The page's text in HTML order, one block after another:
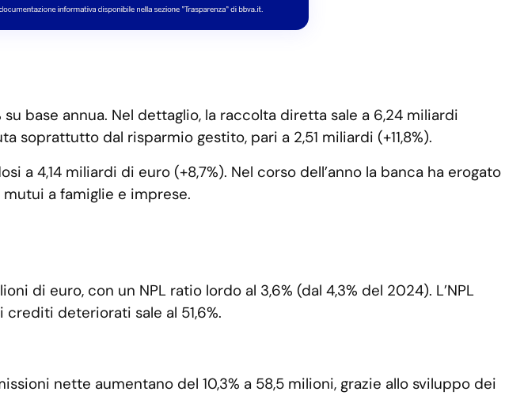
base annua. Nel dettaglio, la raccolta diretta sale a 6,24 miliardi
soprattutto dal risparmio gestito, pari a 2,51 miliardi (+11,8%).
4,14 miliardi di euro (+8,7%). Nel corso dell’anno la banca ha erogato
a famiglie e imprese.
di euro, con un NPL ratio lordo al 3,6% (dal 4,3% del 2024). L’NPL
deteriorati sale al 51,6%.
nette aumentano del 10,3% a 58,5 milioni, grazie allo sviluppo dei